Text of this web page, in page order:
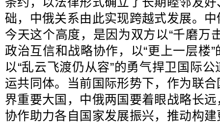
础，中俄关系由此实现跨越式发展。
今天这个高度，是因为双方以“千磨万
政治互信和战略协作，以“更上一层楼
以“乱云飞渡仍从容”的勇气捍卫国际
运共同体。当前国际形势下，作为联
界重要大国，中俄两国要着眼战略长
协作助力各自国家发展振兴，推动构